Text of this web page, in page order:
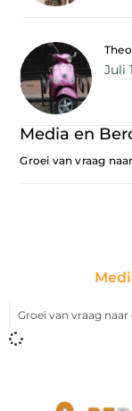
Juli
Media en
Groei van vraag
Groei van vraag